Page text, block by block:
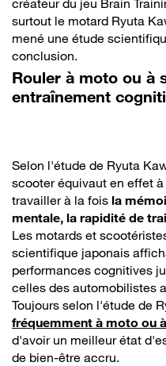
surtout le motard Ryuta
mené une étude
conclusion.
Rouler à moto ou à
entraînement
Selon l'étude de Ryuta
scooter équivaut en effet
travailler à la fois la
mentale, la rapidité de
Les motards et
scientifique japonais
performances cognitives
celles des automobilistes
Toujours selon l'étude de
fréquemment à moto ou
d'avoir un meilleur état
de bien-être accru.